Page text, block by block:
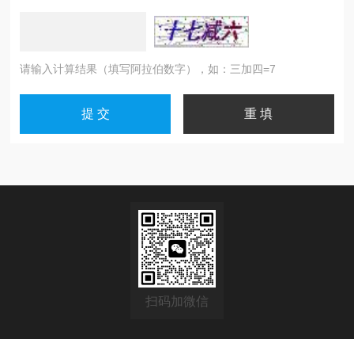
请输入计算结果（填写阿拉伯数字），如：三加四=7
扫码加微信